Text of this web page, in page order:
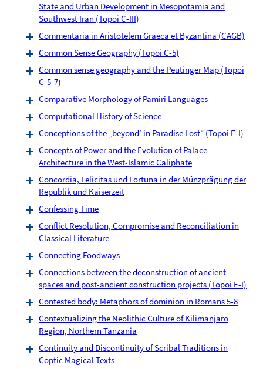
State and Urban Development in Mesopotamia and
Southwest Iran (Topoi C-III)
Commentaria in Aristotelem Graeca et Byzantina (CAGB)
Common Sense Geography (Topoi C-5)
Common sense geography and the Peutinger Map (Topoi
C-5-7)
Comparative Morphology of Pamiri Languages
Computational History of Science
Conceptions of the „beyond’ in Paradise Lost“ (Topoi E-I)
Concepts of Power and the Evolution of Palace
Architecture in the West-Islamic Caliphate
Concordia, Felicitas und Fortuna in der Münzprägung der
Republik und Kaiserzeit
Confessing Time
Conflict Resolution, Compromise and Reconciliation in
Classical Literature
Connecting Foodways
Connections between the deconstruction of ancient
spaces and post-ancient construction projects (Topoi E-I)
Contested body: Metaphors of dominion in Romans 5-8
Contextualizing the Neolithic Culture of Kilimanjaro
Region, Northern Tanzania
Continuity and Discontinuity of Scribal Traditions in
Coptic Magical Texts